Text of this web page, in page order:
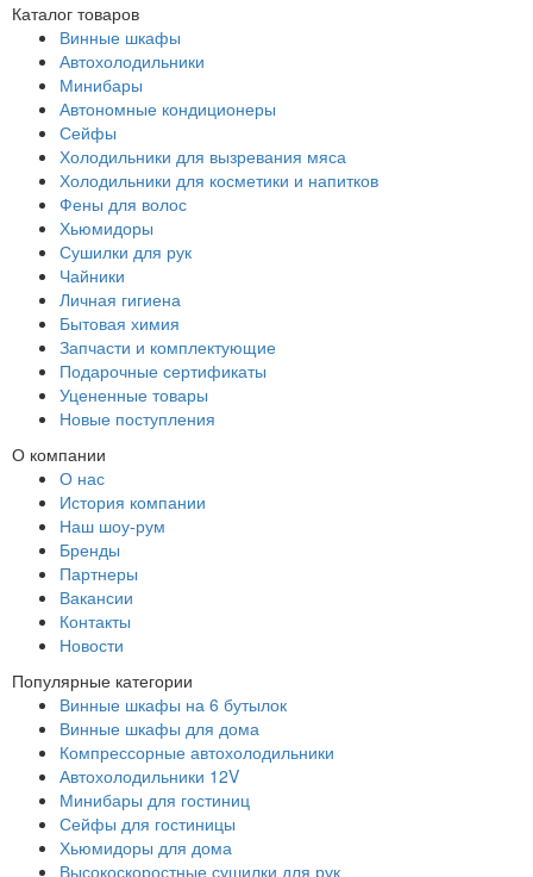
Каталог товаров
Винные шкафы
Автохолодильники
Минибары
Автономные кондиционеры
Сейфы
Холодильники для вызревания мяса
Холодильники для косметики и напитков
Фены для волос
Хьюмидоры
Сушилки для рук
Чайники
Личная гигиена
Бытовая химия
Запчасти и комплектующие
Подарочные сертификаты
Уцененные товары
Новые поступления
О компании
О нас
История компании
Наш шоу-рум
Бренды
Партнеры
Вакансии
Контакты
Новости
Популярные категории
Винные шкафы на 6 бутылок
Винные шкафы для дома
Компрессорные автохолодильники
Автохолодильники 12V
Минибары для гостиниц
Сейфы для гостиницы
Хьюмидоры для дома
Высокоскоростные сушилки для рук